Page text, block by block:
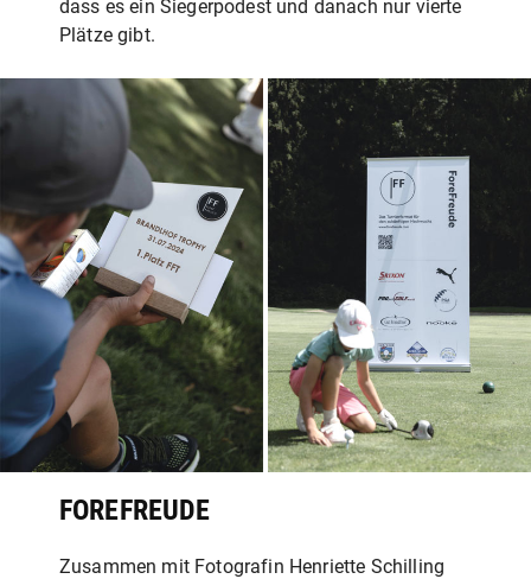
dass es ein Siegerpodest und danach nur vierte
Plätze gibt.
FOREFREUDE
Zusammen mit Fotografin Henriette Schilling